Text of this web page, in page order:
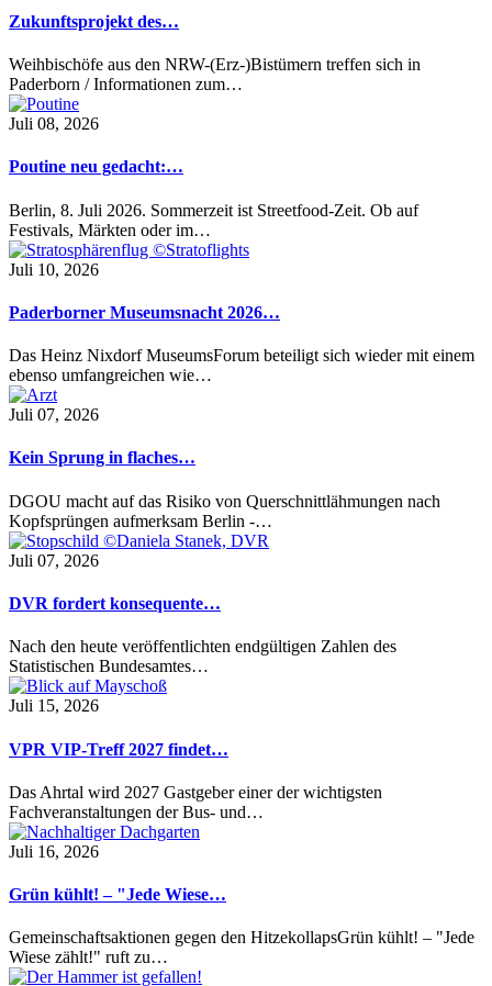
Zukunftsprojekt des…
Weihbischöfe aus den NRW-(Erz-)Bistümern treffen sich in
Paderborn / Informationen zum…
Juli 08, 2026
Poutine neu gedacht:…
Berlin, 8. Juli 2026. Sommerzeit ist Streetfood-Zeit. Ob auf
Festivals, Märkten oder im…
Juli 10, 2026
Paderborner Museumsnacht 2026…
Das Heinz Nixdorf MuseumsForum beteiligt sich wieder mit einem
ebenso umfangreichen wie…
Juli 07, 2026
Kein Sprung in flaches…
DGOU macht auf das Risiko von Querschnittlähmungen nach
Kopfsprüngen aufmerksam Berlin -…
Juli 07, 2026
DVR fordert konsequente…
Nach den heute veröffentlichten endgültigen Zahlen des
Statistischen Bundesamtes…
Juli 15, 2026
VPR VIP-Treff 2027 findet…
Das Ahrtal wird 2027 Gastgeber einer der wichtigsten
Fachveranstaltungen der Bus- und…
Juli 16, 2026
Grün kühlt! – "Jede Wiese…
Gemeinschaftsaktionen gegen den HitzekollapsGrün kühlt! – "Jede
Wiese zählt!" ruft zu…